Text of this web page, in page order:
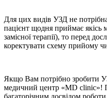
Для цих видів УЗД не
пацієнт щодня приймає якісь
замісної терапії), то перед
коректувати схему прийому
Якщо Вам потрібно зробити
медичний центр «MD clinic»!
багаторічним досвідом